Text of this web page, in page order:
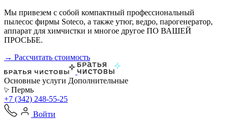
Мы привезем с собой компактный профессиональный
пылесос фирмы Soteco, а также утюг, ведро, парогенератор,
аппарат для химчистки и многое другое ПО ВАШЕЙ
ПРОСЬБЕ.
→ Рассчитать стоимость
Основные услуги Дополнительные
Пермь
+7 (342) 248-55-25
Войти